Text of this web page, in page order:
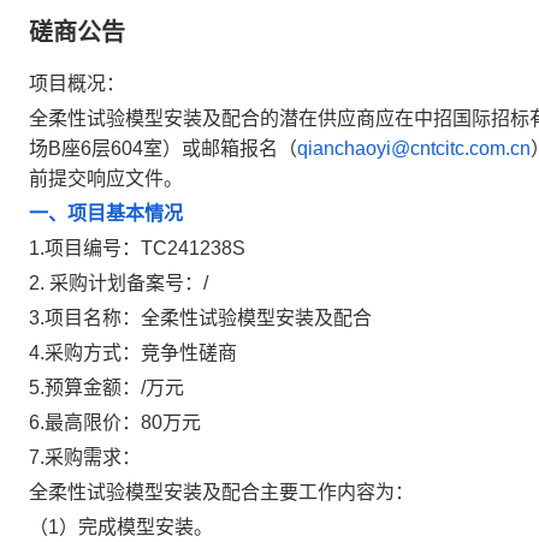
磋商公告
项目概况：
全柔性试验模型安装及配合的潜在供应商应在中招国际招
场B座6层604室）或邮箱报名（qianchaoyi@cntcitc.com.cn
前提交响应文件。
一、项目基本情况
1.项目编号：TC241238S
2. 采购计划备案号：/
3.项目名称：全柔性试验模型安装及配合
4.采购方式：竞争性磋商
5.预算金额：/万元
6.最高限价：80万元
7.采购需求：
全柔性试验模型安装及配合主要工作内容为：
（1）完成模型安装。